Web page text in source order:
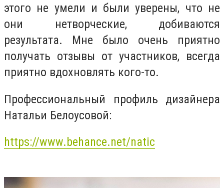
этого не умели и были уверены, что не
они нетворческие, добиваются
результата. Мне было очень приятно
получать отзывы от участников, всегда
приятно вдохновлять кого-то.
Профессиональный профиль дизайнера
Натальи Белоусовой:
https://www.behance.net/natic